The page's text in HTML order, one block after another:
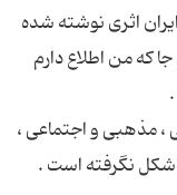
اثری نوشته شده
که من اطلاع دارم
، مذهبی و اجتماعی ،